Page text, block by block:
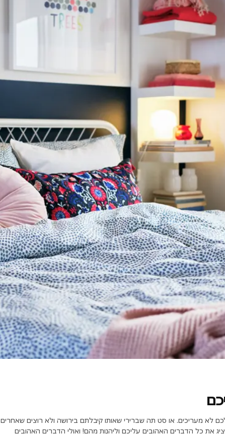
לא מעריכים. או סט תה שברירי שאותו קיבלתם בירושה ולא רוצים שאחרים
את כל הדברים האהובים עליכם וליהנות מהם! ואולי הדברים האהובים